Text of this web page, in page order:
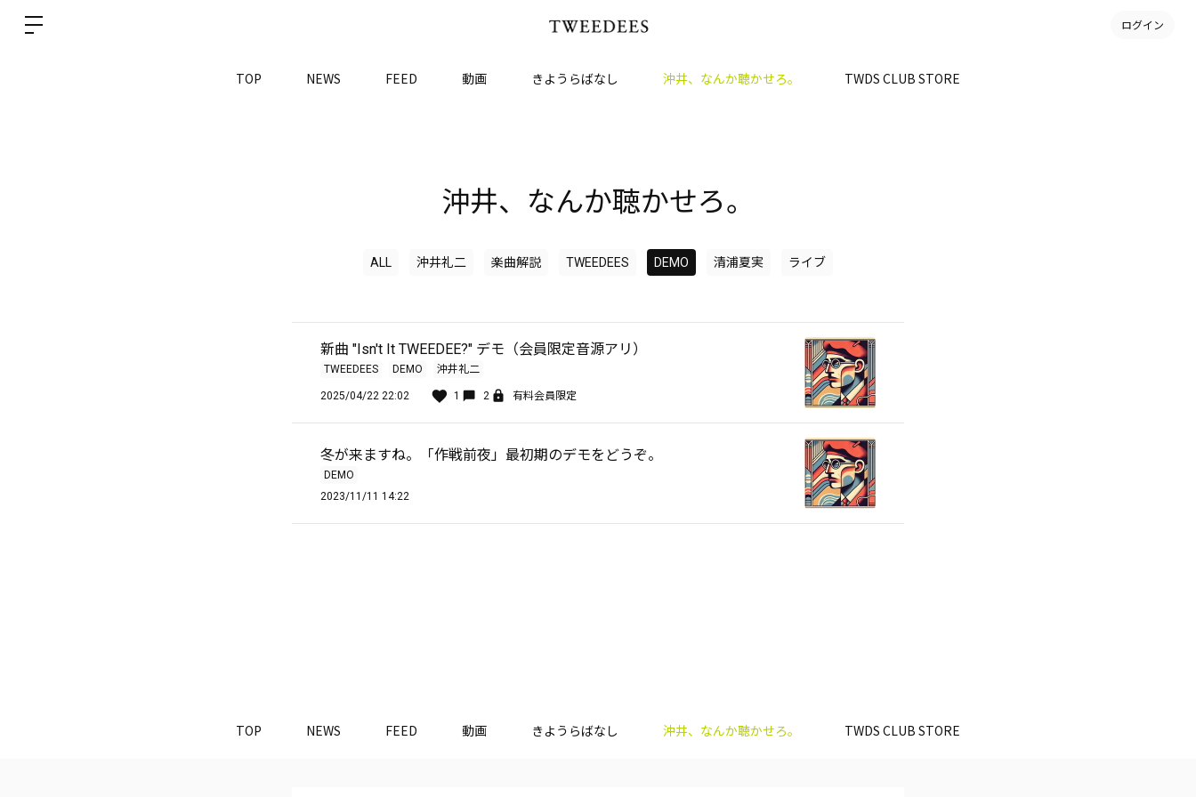
ログイン
TOP NEWS FEED 動画 きようらばなし 沖井、なんか聴かせろ。 TWDS CLUB STORE
沖井、なんか聴かせろ。
ALL 沖井礼二 楽曲解説 TWEEDEES DEMO 清浦夏実 ライブ
新曲 "Isn't It TWEEDEE?" デモ（会員限定音源アリ）
TWEEDEES DEMO 沖井礼二
2025/04/22 22:02 1 2 有料会員限定
冬が来ますね。「作戦前夜」最初期のデモをどうぞ。
DEMO
2023/11/11 14:22
TOP NEWS FEED 動画 きようらばなし 沖井、なんか聴かせろ。 TWDS CLUB STORE